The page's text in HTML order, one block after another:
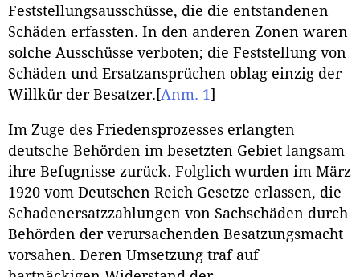
Feststellungsausschüsse, die die entstandenen
Schäden erfassten. In den anderen Zonen waren
solche Ausschüsse verboten; die Feststellung von
Schäden und Ersatzansprüchen oblag einzig der
Willkür der Besatzer. [Anm. 1]
Im Zuge des Friedensprozesses erlangten
deutsche Behörden im besetzten Gebiet langsam
ihre Befugnisse zurück. Folglich wurden im März
1920 vom Deutschen Reich Gesetze erlassen, die
Schadenersatzzahlungen von Sachschäden durch
Behörden der verursachenden Besatzungsmacht
vorsahen. Deren Umsetzung traf auf